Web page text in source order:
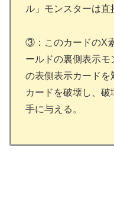
ル」モンスターは直
③：このカードのX
ールドの裏側表示モ
の表側表示カードを
カードを破壊し、
手に与える。